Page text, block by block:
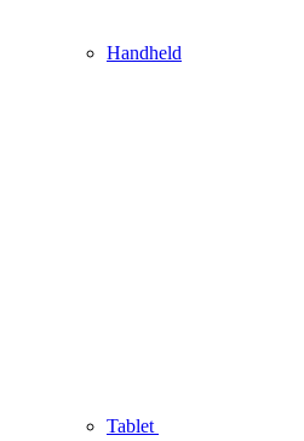
Handheld
Tablet